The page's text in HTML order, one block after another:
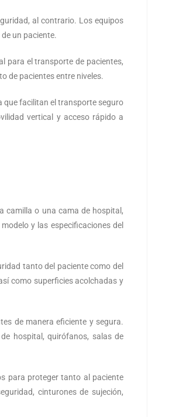
al contrario. Los equipos
un paciente.
para el transporte de pacientes,
de pacientes entre niveles.
que facilitan el transporte seguro
vertical y acceso rápido a
camilla o una cama de hospital,
y las especificaciones del
tanto del paciente como del
como superficies acolchadas y
de manera eficiente y segura.
hospital, quirófanos, salas de
para proteger tanto al paciente
cinturones de sujeción,